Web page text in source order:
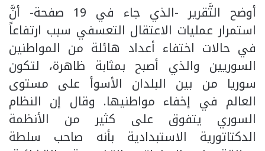
أوضح التَّقرير -الذي جاء في 19 صفحة- أنَّ
استمرار عمليات الاعتقال التعسفي سبب ارتفاعاً
في حالات اختفاء أعداد هائلة من المواطنين
السوريين والذي أصبح بمثابة ظاهرة، لتكون
سوريا من بين البلدان الأسوأ على مستوى
العالم في إخفاء مواطنيها. وقال إن النظام
السوري يتفوق على كثير من الأنظمة
الدكتاتورية الاستبدادية بأنه صاحب سلطة